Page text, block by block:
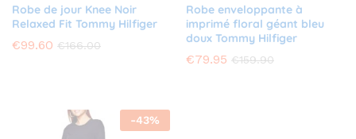
Robe de jour Knee Noir
Relaxed Fit Tommy Hilfiger
€99.60 €166.00
Robe enveloppante à
imprimé floral géant bleu
doux Tommy Hilfiger
€79.95 €159.90
-43%